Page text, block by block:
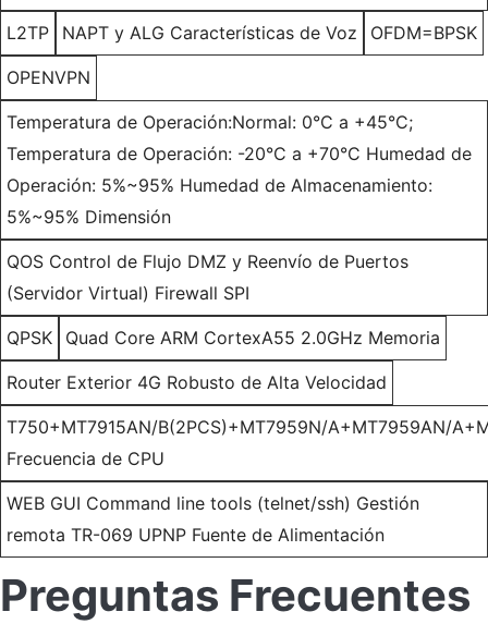
L2TP NAPT y ALG Características de Voz OFDM=BPSK
OPENVPN
Temperatura de Operación:Normal: 0°C a +45°C;
Temperatura de Operación: -20°C a +70°C Humedad de
Operación: 5%~95% Humedad de Almacenamiento:
5%~95% Dimensión
QOS Control de Flujo DMZ y Reenvío de Puertos
(Servidor Virtual) Firewall SPI
QPSK Quad Core ARM CortexA55 2.0GHz Memoria
Router Exterior 4G Robusto de Alta Velocidad
T750+MT7915AN/B(2PCS)+MT7959N/A+MT7959AN/
Frecuencia de CPU
WEB GUI Command line tools (telnet/ssh) Gestión
remota TR-069 UPNP Fuente de Alimentación
Preguntas Frecuentes